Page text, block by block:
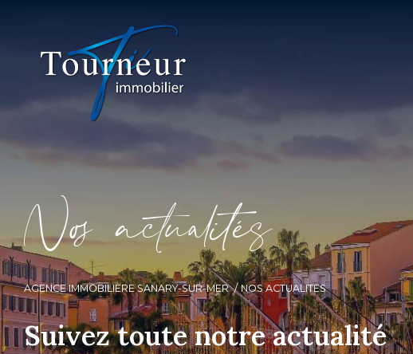
No actuaiés
AGENCE IMMOBILIÈRE SANARY-SUR-MER NOS ACTUALITES
Suivez toute notre actualité